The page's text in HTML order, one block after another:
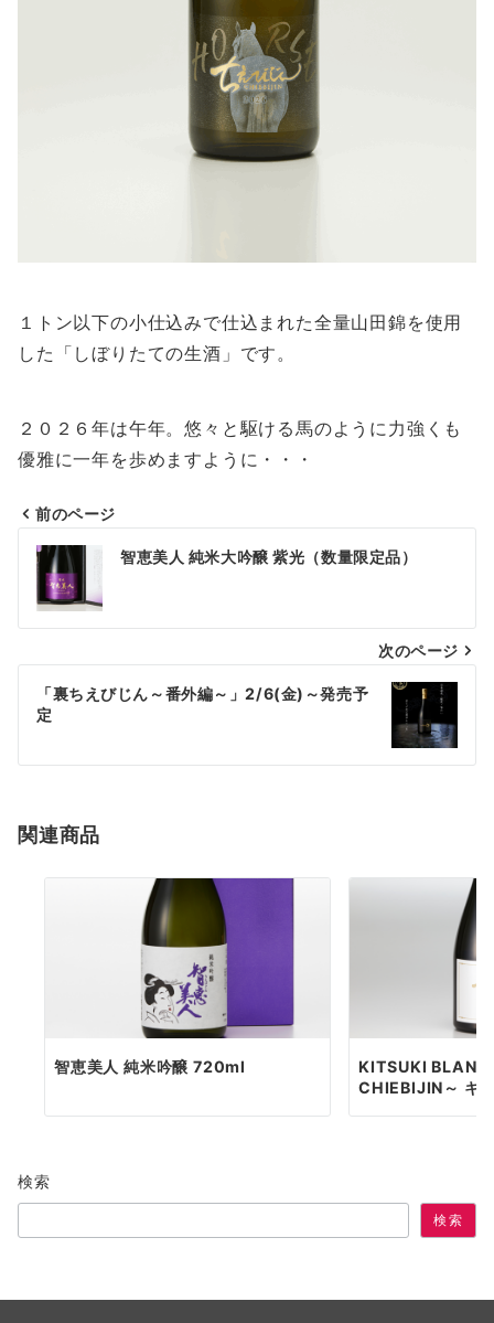
１トン以下の小仕込みで仕込まれた全量山田錦を使用
した「しぼりたての生酒」です。
２０２６年は午年。悠々と駆ける馬のように力強くも
優雅に一年を歩めますように・・・
投
ナ
ビ
ー
シ
ン
前のページ
智恵美人 純米大吟醸 紫光（数量限定品）
次のページ
「裏ちえびじん～番外編～」2/6(金)～発売予
定
関連商品
智恵美人 純米吟醸 720ml
KITSUKI BLANC
CHIEBIJIN～ キ
検索
検索